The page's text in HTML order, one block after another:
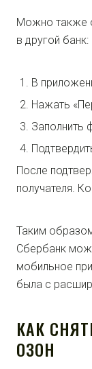
Можно также
в другой банк:
В
Нажать
Заполнить
После
получателя.
Таким
Сбербанк
мобильное
была с
КАК
ОЗОН